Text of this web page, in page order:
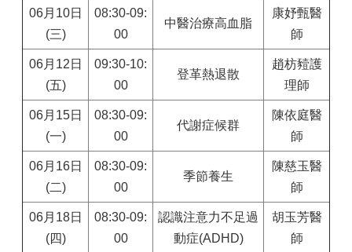
06月10日
(三)
08:30-09:
00
中醫治療高血脂
康妤甄醫
師
06月12日
(五)
09:30-10:
00
登革熱退散
趙枋豷護
理師
06月15日
(一)
08:30-09:
00
代謝症候群
陳依庭醫
師
06月16日
(二)
08:30-09:
00
季節養生
陳慈玉醫
師
06月18日
(四)
08:30-09:
00
認識注意力不足過
動症(ADHD)
胡玉芳醫
師